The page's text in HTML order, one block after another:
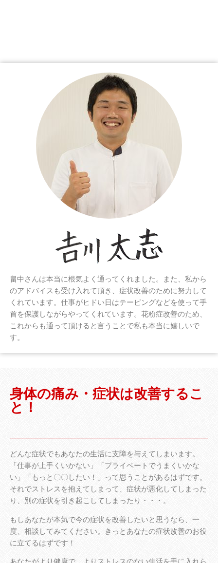
畠中さんは本当に根気よく通ってくれました。また、私から
のアドバイスも受け入れて頂き、症状改善のために努力して
くれています。仕事がヒドい日はテーピングなどを使って手
首を保護しながらやってくれています。花粉症改善のため、
これからも通って頂けると言うことで私も本当に嬉しいで
す。
身体の痛み・症状は改善するこ
と！
どんな症状でもあなたの生活に支障を与えてしまいます。
「仕事が上手くいかない」「プライベートでうまくいかな
い」「もっと〇〇したい！」って思うことがあるはずです。
それでストレスを抱えてしまって、症状が悪化してしまった
り、別の症状を引き起こしてしまったり・・・。
もしあなたが本気で今の症状を改善したいと思うなら、一
度、相談してみてください。きっとあなたの症状改善のお役
に立てるはずです！